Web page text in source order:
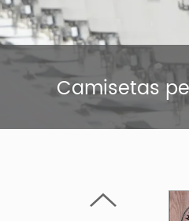
Camisetas